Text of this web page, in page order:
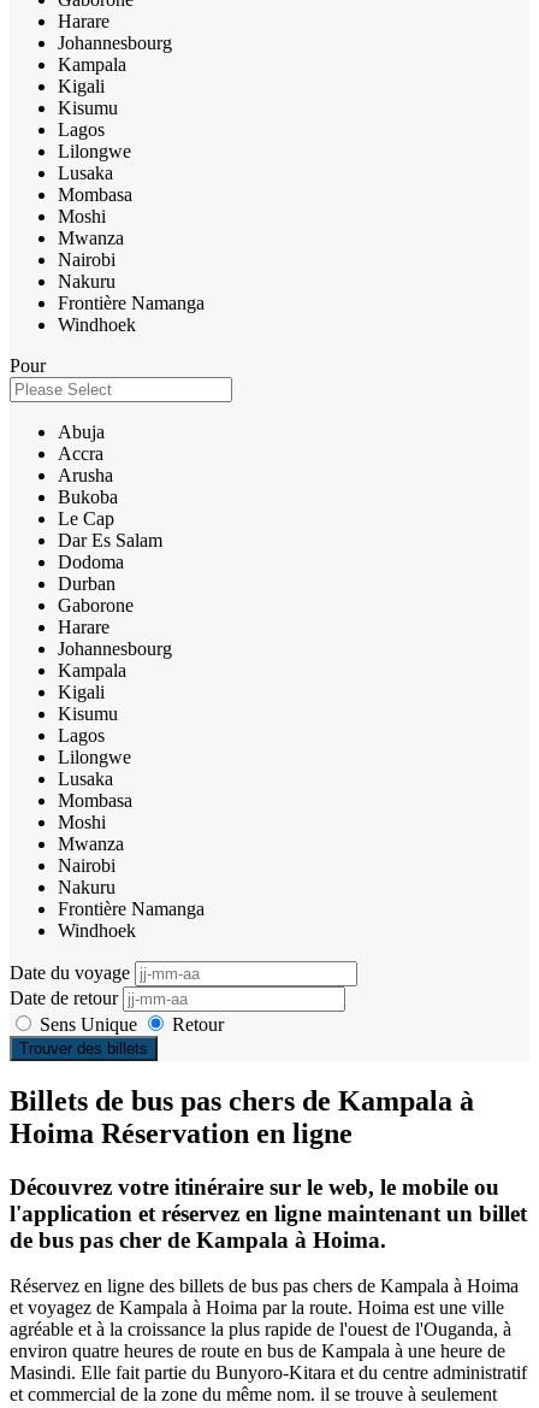
Harare
Johannesbourg
Kampala
Kigali
Kisumu
Lagos
Lilongwe
Lusaka
Mombasa
Moshi
Mwanza
Nairobi
Nakuru
Frontière Namanga
Windhoek
Pour
Abuja
Accra
Arusha
Bukoba
Le Cap
Dar Es Salam
Dodoma
Durban
Gaborone
Harare
Johannesbourg
Kampala
Kigali
Kisumu
Lagos
Lilongwe
Lusaka
Mombasa
Moshi
Mwanza
Nairobi
Nakuru
Frontière Namanga
Windhoek
Date du voyage
Date de retour
Sens Unique
Retour
Trouver des billets
Billets de bus pas chers de Kampala à
Hoima Réservation en ligne
Découvrez votre itinéraire sur le web, le mobile ou
l'application et réservez en ligne maintenant un billet
de bus pas cher de Kampala à Hoima.
Réservez en ligne des billets de bus pas chers de Kampala à Hoima
et voyagez de Kampala à Hoima par la route. Hoima est une ville
agréable et à la croissance la plus rapide de l'ouest de l'Ouganda, à
environ quatre heures de route en bus de Kampala à une heure de
Masindi. Elle fait partie du Bunyoro-Kitara et du centre administratif
et commercial de la zone du même nom. il se trouve à seulement